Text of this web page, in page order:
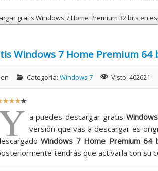
gratis Windows 7 Home Premium 32 bits en
Windows 7 Home Premium 64
Categoría: Windows 7 Visto: 402621
a puedes descargar gratis
versión que vas a descargar es
Windows 7 Home Premium 64
tendrás que activarla con su